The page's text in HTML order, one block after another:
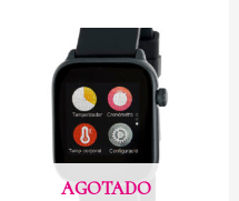
AGOTADO